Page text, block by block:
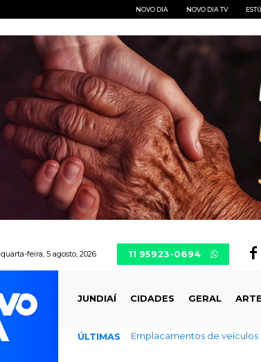
NOVO DIA NOVO DIA TV
quarta-feira, 5 agosto, 2026 11 95923-0694
JUNDIAÍ CIDADES GERAL
ÚLTIMAS Defesa Civil alerta para
Emplacamentos de veículos